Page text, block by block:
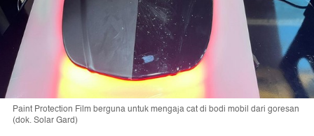
Paint Protection Film berguna untuk mengaja cat di bodi mobil dari goresan
(dok. Solar Gard)